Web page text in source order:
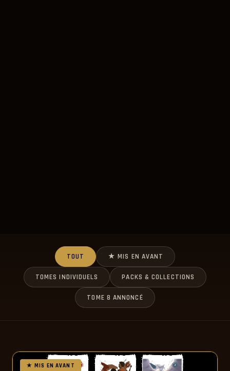
TOUT ★ MIS EN AVANT
TOMES INDIVIDUELS PACKS & COLLECTIONS
TOME 8 ANNONCÉ